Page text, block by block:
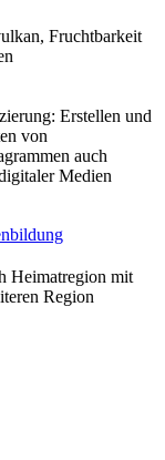
Fruchtbarkeit
Erstellen und
von
auch
Medien
Heimatregion mit
Region